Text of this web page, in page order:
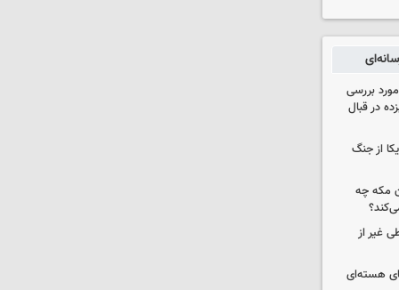
بررسی
در قبال
از جنگ
مکه چه
غیر از
هسته‌ای